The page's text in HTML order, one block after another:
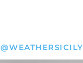
@WEATHERSICILY